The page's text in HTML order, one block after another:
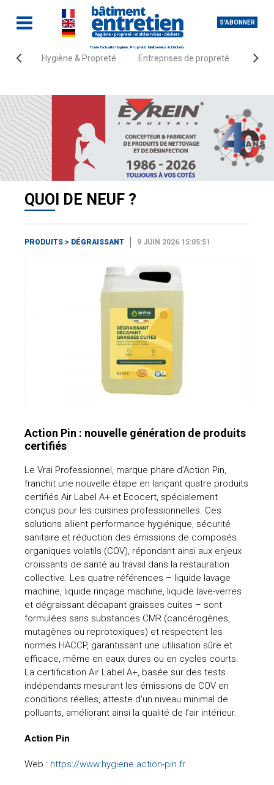
S'ABONNER
Toute l'actualité Hygiène, Propreté, Multiservice & Déchets
Hygiène & Propreté Entreprises de propreté
Accueil Quoi de neuf ? Produits Dégraissant
QUOI DE NEUF ?
PRODUITS > DÉGRAISSANT 9 JUIN 2026 15:05:51
Action Pin : nouvelle génération de produits
certifiés
Le Vrai Professionnel, marque phare d’Action Pin,
franchit une nouvelle étape en lançant quatre produits
certifiés Air Label A+ et Ecocert, spécialement
conçus pour les cuisines professionnelles. Ces
solutions allient performance hygiénique, sécurité
sanitaire et réduction des émissions de composés
organiques volatils (COV), répondant ainsi aux enjeux
croissants de santé au travail dans la restauration
collective. Les quatre références – liquide lavage
machine, liquide rinçage machine, liquide lave-verres
et dégraissant décapant graisses cuites – sont
formulées sans substances CMR (cancérogènes,
mutagènes ou reprotoxiques) et respectent les
normes HACCP, garantissant une utilisation sûre et
efficace, même en eaux dures ou en cycles courts.
La certification Air Label A+, basée sur des tests
indépendants mesurant les émissions de COV en
conditions réelles, atteste d’un niveau minimal de
polluants, améliorant ainsi la qualité de l’air intérieur.
Action Pin
Web : https://www.hygiene.action-pin.fr